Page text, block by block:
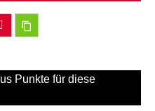
Punkte für diese